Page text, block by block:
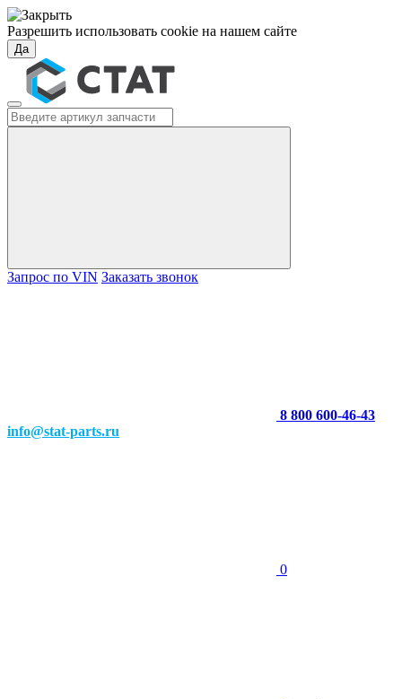
Разрешить использовать cookie на нашем сайте
Да
Запрос по VIN Заказать звонок
8 800 600-46-43
info@stat-parts.ru
0